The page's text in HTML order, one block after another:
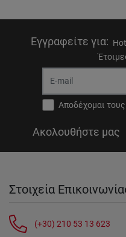
Εγγραφείτε για:
Αποδέχομαι τους
Ακολουθήστε μας
Στοιχεία
(+30) 210 53 13 623